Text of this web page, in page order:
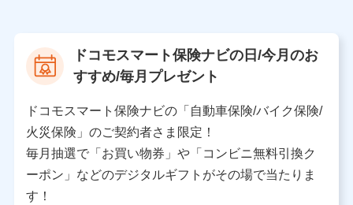
当社の対応品質向上やお問い合わせ内容の正確な把握のため
個人情報保護管理者の職名、連絡先
〒103-0013 東京都中央区日本橋人形町2-14-10 アー
バンネット日本橋ビル 3F
株式会社ドコモ・インシュアランス
個人情報の第三者提供について
ドコモスマート保険ナビの日/今月のお
すすめ/毎月プレゼント
ドコモスマート保険ナビの「自動車保険/バイク保険/
火災保険」のご契約者さま限定！
毎月抽選で「お買い物券」や「コンビニ無料引換ク
ーポン」などのデジタルギフトがその場で当たりま
す！